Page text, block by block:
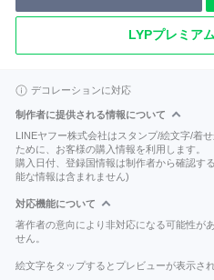
LYPプレミア
デコレーションに対応
制作者に提供される情報について
LINEヤフー株式会社はスタンプ/絵文字/着
ために、お客様の購入情報を利用します。
購入日付、登録国情報は制作者から確認す
能な情報は含まれません)
対応機能について
著作者の意向により非対応になる可能性が
せん。
絵文字をタップするとプレビューが表示され